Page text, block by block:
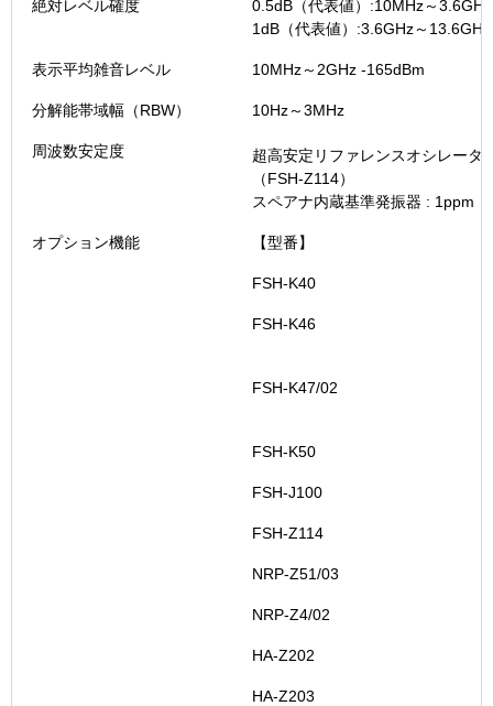
個
絶対レベル確度
0.5dB（代表値）:10MHz～3.6GHz
1dB（代表値）:3.6GHz～13.6GHz
表示平均雑音レベル 10MHz～2GHz -165dBm
分解能帯域幅（RBW） 10Hz～3MHz
周波数安定度
超高安定リファレンスオシレータ:
（FSH-Z114）
スペアナ内蔵基準発振器 : 1ppm
オプション機能 【型番】
FSH-K40
FSH-K46
FSH-K47/02
FSH-K50
FSH-J100
FSH-Z114
NRP-Z51/03
NRP-Z4/02
HA-Z202
HA-Z203